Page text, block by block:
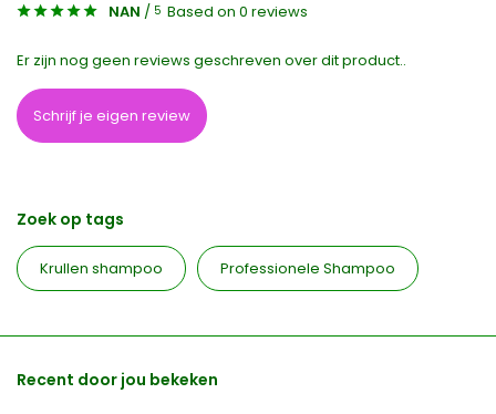
NAN / 5 Based on 0 reviews
Er zijn nog geen reviews geschreven over dit product..
Schrijf je eigen review
Zoek op tags
Krullen shampoo Professionele Shampoo
Recent door jou bekeken